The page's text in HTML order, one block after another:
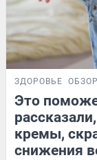
ЗДОРОВЬЕ ОБЗОР
Это
кремы,
снижения